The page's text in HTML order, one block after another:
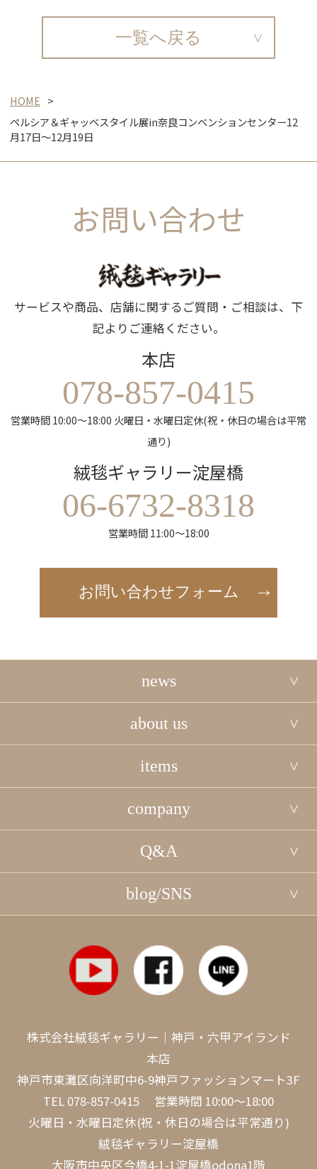
一覧へ戻る
HOME
ペルシア＆ギャッベスタイル展in奈良コンベンションセンター12
月17日～12月19日
お問い合わせ
サービスや商品、店舗に関するご質問・ご相談は、下
記よりご連絡ください。
本店
078-857-0415
営業時間 10:00～18:00 火曜日・水曜日定休(祝・休日の場合は平常
通り)
絨毯ギャラリー淀屋橋
06-6732-8318
営業時間 11:00～18:00
お問い合わせフォーム
news
about us
items
company
Q&A
blog/SNS
株式会社絨毯ギャラリー｜神戸・六甲アイランド
本店
神戸市東灘区向洋町中6-9神戸ファッションマート3F
TEL 078-857-0415 営業時間 10:00～18:00
火曜日・水曜日定休(祝・休日の場合は平常通り)
絨毯ギャラリー淀屋橋
大阪市中央区今橋4-1-1淀屋橋odona1階